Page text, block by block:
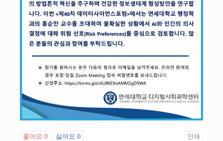
좋아요 0 싫어요 0 인쇄